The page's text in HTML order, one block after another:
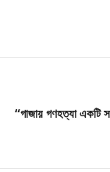
“গাজায় গণহত্যা একটি